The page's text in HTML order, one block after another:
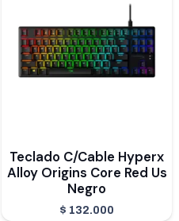
Teclado C/Cable Hyperx
Alloy Origins Core Red Us
Negro
$ 132.000